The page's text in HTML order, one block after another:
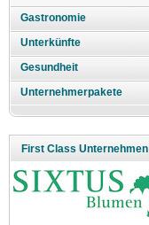
Gastronomie
Unterkünfte
Gesundheit
Unternehmerpakete
First Class Unternehmen